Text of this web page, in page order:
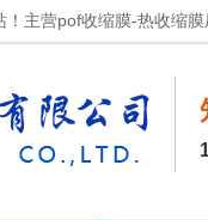
主营pof收缩膜-热收缩